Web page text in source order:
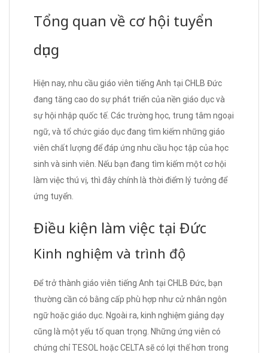
Tổng quan về cơ hội tuyển
dụng
Hiện nay, nhu cầu giáo viên tiếng Anh tại CHLB Đức
đang tăng cao do sự phát triển của nền giáo dục và
sự hội nhập quốc tế. Các trường học, trung tâm ngoại
ngữ, và tổ chức giáo dục đang tìm kiếm những giáo
viên chất lượng để đáp ứng nhu cầu học tập của học
sinh và sinh viên. Nếu bạn đang tìm kiếm một cơ hội
làm việc thú vị, thì đây chính là thời điểm lý tưởng để
ứng tuyển.
Điều kiện làm việc tại Đức
Kinh nghiệm và trình độ
Để trở thành giáo viên tiếng Anh tại CHLB Đức, bạn
thường cần có bằng cấp phù hợp như cử nhân ngôn
ngữ hoặc giáo dục. Ngoài ra, kinh nghiệm giảng dạy
cũng là một yếu tố quan trọng. Những ứng viên có
chứng chỉ TESOL hoặc CELTA sẽ có lợi thế hơn trong